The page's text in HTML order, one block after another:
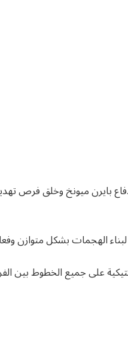
بايرن ميونخ وخلق فرص
الهجمات بشكل متوازن
على جميع الخطوط بين